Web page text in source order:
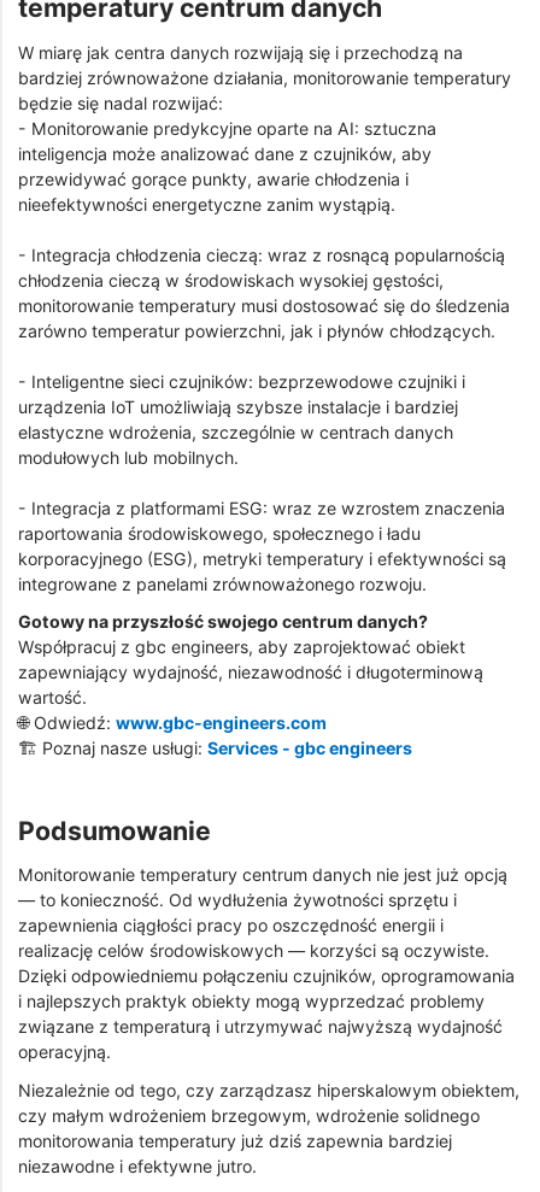
temperatury centrum danych
W miarę jak centra danych rozwijają się i przechodzą na
bardziej zrównoważone działania, monitorowanie temperatury
będzie się nadal rozwijać:
- Monitorowanie predykcyjne oparte na AI: sztuczna
inteligencja może analizować dane z czujników, aby
przewidywać gorące punkty, awarie chłodzenia i
nieefektywności energetyczne zanim wystąpią.
- Integracja chłodzenia cieczą: wraz z rosnącą popularnością
chłodzenia cieczą w środowiskach wysokiej gęstości,
monitorowanie temperatury musi dostosować się do śledzenia
zarówno temperatur powierzchni, jak i płynów chłodzących.
- Inteligentne sieci czujników: bezprzewodowe czujniki i
urządzenia IoT umożliwiają szybsze instalacje i bardziej
elastyczne wdrożenia, szczególnie w centrach danych
modułowych lub mobilnych.
- Integracja z platformami ESG: wraz ze wzrostem znaczenia
raportowania środowiskowego, społecznego i ładu
korporacyjnego (ESG), metryki temperatury i efektywności są
integrowane z panelami zrównoważonego rozwoju.
Gotowy na przyszłość swojego centrum danych?
Współpracuj z gbc engineers, aby zaprojektować obiekt
zapewniający wydajność, niezawodność i długoterminową
wartość.
🌐 Odwiedź: www.gbc-engineers.com
🏗️ Poznaj nasze usługi: Services - gbc engineers
Podsumowanie
Monitorowanie temperatury centrum danych nie jest już opcją
— to konieczność. Od wydłużenia żywotności sprzętu i
zapewnienia ciągłości pracy po oszczędność energii i
realizację celów środowiskowych — korzyści są oczywiste.
Dzięki odpowiedniemu połączeniu czujników, oprogramowania
i najlepszych praktyk obiekty mogą wyprzedzać problemy
związane z temperaturą i utrzymywać najwyższą wydajność
operacyjną.
Niezależnie od tego, czy zarządzasz hiperskalowym obiektem,
czy małym wdrożeniem brzegowym, wdrożenie solidnego
monitorowania temperatury już dziś zapewnia bardziej
niezawodne i efektywne jutro.